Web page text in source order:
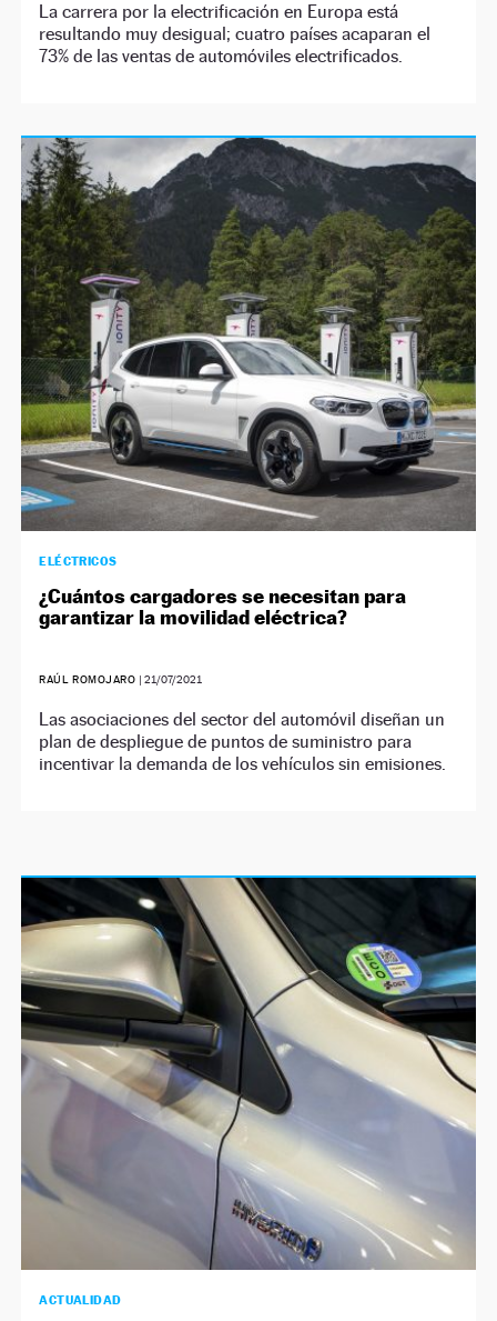
La carrera por la electrificación en Europa está
resultando muy desigual; cuatro países acaparan el
73% de las ventas de automóviles electrificados.
ELÉCTRICOS
¿Cuántos cargadores se necesitan para
garantizar la movilidad eléctrica?
RAÚL ROMOJARO | 21/07/2021
Las asociaciones del sector del automóvil diseñan un
plan de despliegue de puntos de suministro para
incentivar la demanda de los vehículos sin emisiones.
ACTUALIDAD